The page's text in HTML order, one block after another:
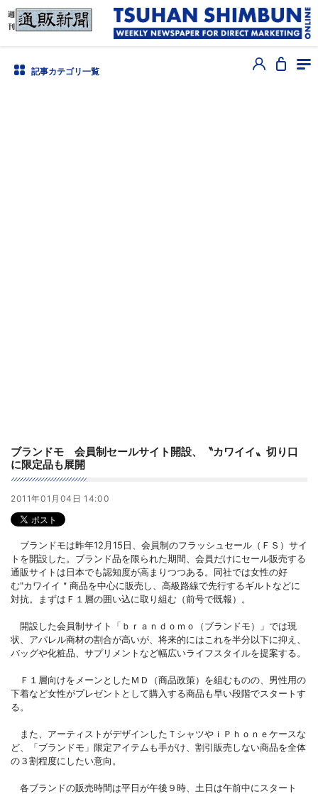
記事カテゴリ一覧
ブランドモ 会員制セールサイト開設、〝カワイイ〟切り口
に限定品も展開
2011年01月04日 14:00
ブランドモは昨年12月15日、会員制のフラッシュセール（ＦＳ）サイ
トを開設した。ブランド品を限られた期間、会員だけにセール販売する
通販サイトは日本でも認知度が高まりつつある。同社では女性の好
む"カワイイ＂商品を中心に販売し、高級路線で先行するギルトなどに
対抗。まずはＦ１層の囲い込に取り組む（前号で既報）。
開設した会員制サイト「ｂｒａｎｄｏｍｏ（ブランドモ）」では現
状、アパレル商材の割合が高いが、将来的にはこれを半分以下に抑え、
バッグや化粧品、サプリメントなど幅広いライフスタイルを提案する。
Ｆ１層向けをメーンとしたＭＤ（商品政策）を組むものの、男性用の
下着など女性がプレゼントとして購入する商品も早い段階でスタートす
る。
また、アーティストがデザインしたＴシャツやｉＰｈｏｎｅケースな
ど、「ブランドモ」限定アイテムも手がけ、割引販売しない商品を全体
の３割程度にしたい意向。
各ブランドの販売時間は平日が午後９時、土日は午前中にスタート